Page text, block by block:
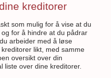
kreditorer
som mulig for å vise at du
for å hindre at du pådrar
arbeider med å løse
likt, med samme
oversikt over din
liste over dine kreditorer.